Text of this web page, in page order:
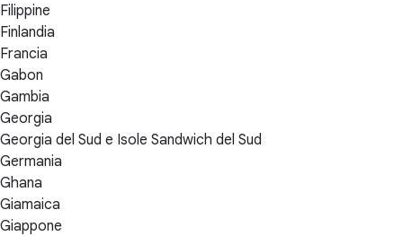
Filippine
Finlandia
Francia
Gabon
Gambia
Georgia
Georgia del Sud e Isole Sandwich del Sud
Germania
Ghana
Giamaica
Giappone